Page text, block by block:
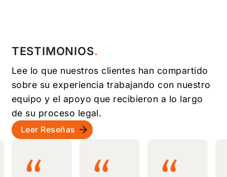
TESTIMONIOS
Lee lo que nuestros clientes han compartido
sobre su experiencia trabajando con nuestro
equipo y el apoyo que recibieron a lo largo
de su proceso legal.
Leer Reseñas